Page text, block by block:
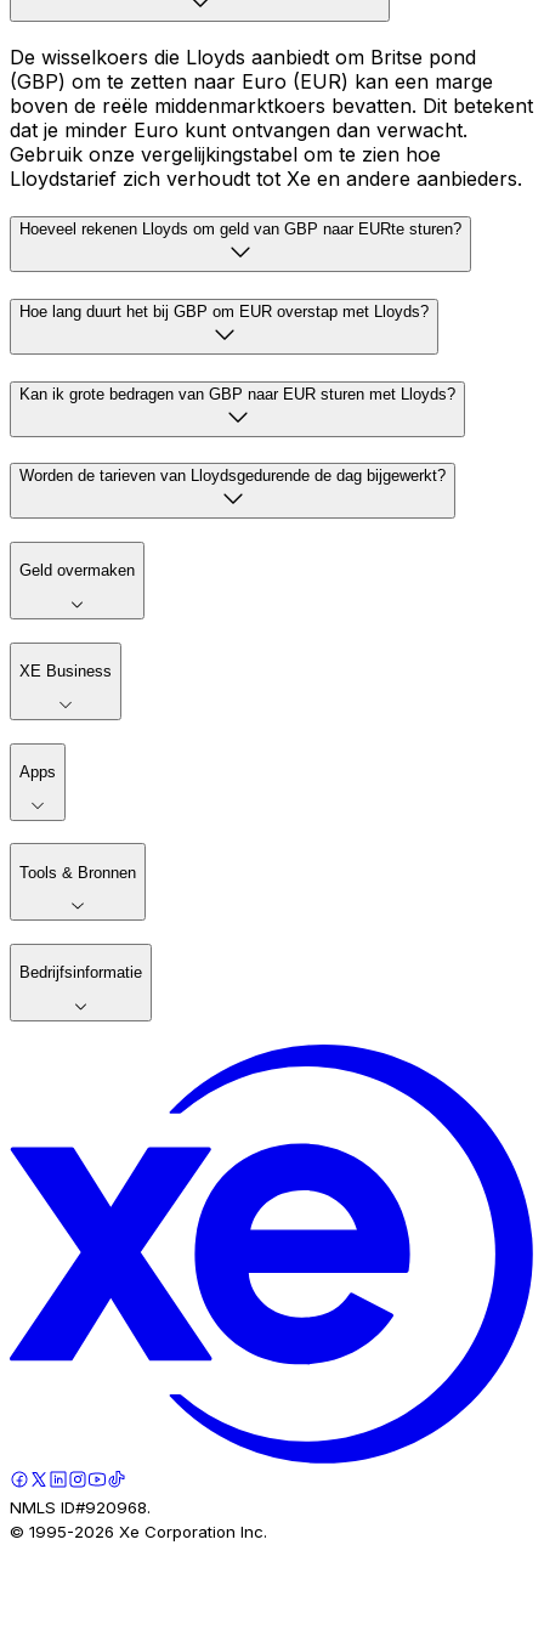
De wisselkoers die Lloyds aanbiedt om Britse pond
(GBP) om te zetten naar Euro (EUR) kan een marge
boven de reële middenmarktkoers bevatten. Dit betekent
dat je minder Euro kunt ontvangen dan verwacht.
Gebruik onze vergelijkingstabel om te zien hoe
Lloydstarief zich verhoudt tot Xe en andere aanbieders.
Hoeveel rekenen Lloyds om geld van GBP naar EURte sturen?
Hoe lang duurt het bij GBP om EUR overstap met Lloyds?
Kan ik grote bedragen van GBP naar EUR sturen met Lloyds?
Worden de tarieven van Lloydsgedurende de dag bijgewerkt?
Geld overmaken
XE Business
Apps
Tools & Bronnen
Bedrijfsinformatie
NMLS ID#920968.
© 1995-2026 Xe Corporation Inc.